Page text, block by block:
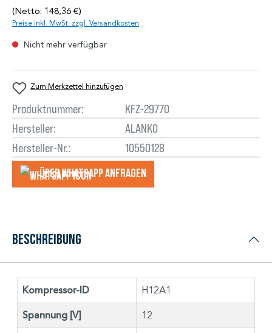
(Netto: 148,36 €)
Preise inkl. MwSt. zzgl. Versandkosten
Nicht mehr verfügbar
Zum Merkzettel hinzufügen
Produktnummer:
KFZ-29770
Hersteller:
ALANKO
Hersteller-Nr.:
10550128
Über WhatsApp anfragеn
Beschreibung
Kompressor-ID H12A1
Spannung [V] 12